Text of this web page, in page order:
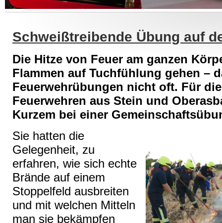
Schweißtreibende Übung auf
Die Hitze von Feuer am ganzen
Flammen auf Tuchfühlung gehen –
Feuerwehrübungen nicht oft. Für
Feuerwehren aus Stein und
Kurzem bei einer
Sie hatten die
Gelegenheit, zu
erfahren, wie sich echte
Brände auf einem
Stoppelfeld ausbreiten
und mit welchen Mitteln
man sie bekämpfen